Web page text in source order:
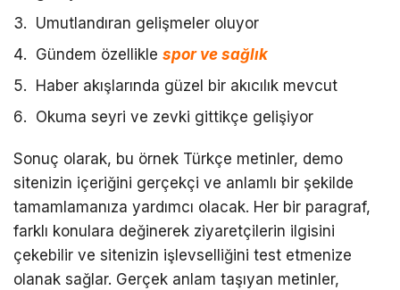
Umutlandıran gelişmeler oluyor
Gündem özellikle spor ve sağlık
Haber akışlarında güzel bir akıcılık mevcut
Okuma seyri ve zevki gittikçe gelişiyor
Sonuç olarak, bu örnek Türkçe metinler, demo
sitenizin içeriğini gerçekçi ve anlamlı bir şekilde
tamamlamanıza yardımcı olacak. Her bir paragraf,
farklı konulara değinerek ziyaretçilerin ilgisini
çekebilir ve sitenizin işlevselliğini test etmenize
olanak sağlar. Gerçek anlam taşıyan metinler,